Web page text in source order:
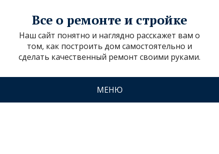
Все о ремонте и стройке
Наш сайт понятно и наглядно расскажет вам о
том, как построить дом самостоятельно и
сделать качественный ремонт своими руками.
МЕНЮ